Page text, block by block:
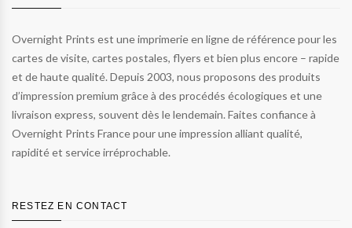
Overnight Prints est une imprimerie en ligne de référence pour les
cartes de visite, cartes postales, flyers et bien plus encore – rapide
et de haute qualité. Depuis 2003, nous proposons des produits
d’impression premium grâce à des procédés écologiques et une
livraison express, souvent dès le lendemain. Faites confiance à
Overnight Prints France pour une impression alliant qualité,
rapidité et service irréprochable.
RESTEZ EN CONTACT